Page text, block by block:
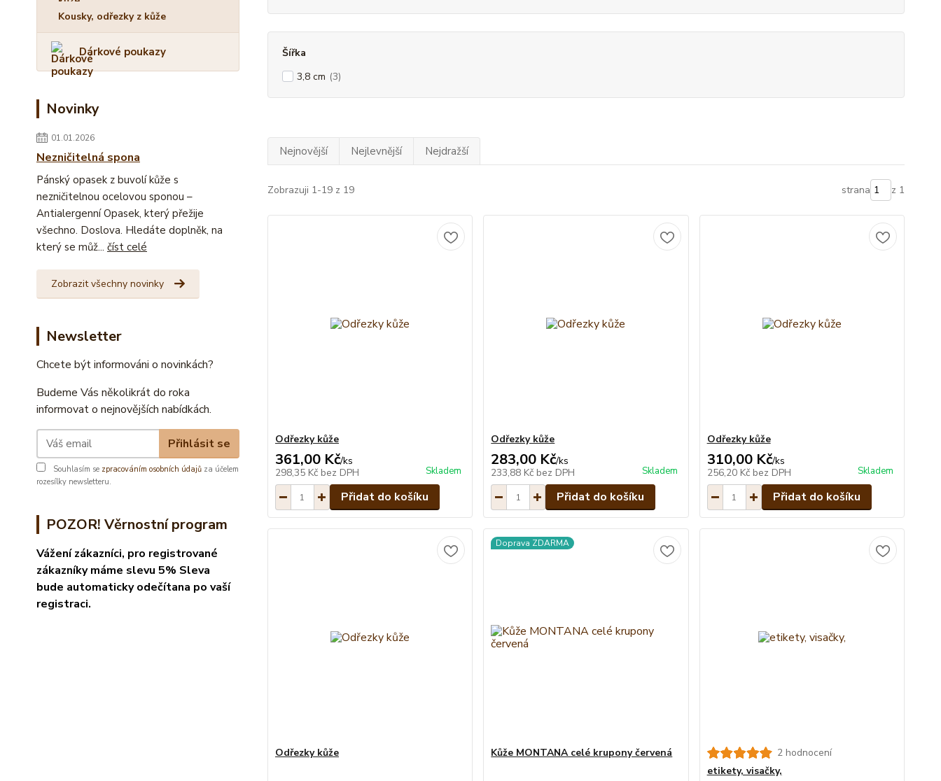
Kousky, odřezky z kůže
Dárkové poukazy
Novinky
01.01.2026
Nezničitelná spona
Pánský opasek z buvolí kůže s
nezničitelnou ocelovou sponou –
Antialergenní Opasek, který přežije
všechno. Doslova. Hledáte doplněk, na
který se můž... číst celé
Zobrazit všechny novinky
Newsletter
Chcete být informováni o novinkách?
Budeme Vás několikrát do roka
informovat o nejnovějších nabídkách.
Přihlásit se
Souhlasím se zpracováním osobních údajů za účelem
rozesílky newsletteru.
POZOR! Věrnostní program
Vážení zákazníci, pro registrované
zákazníky máme slevu 5% Sleva
bude automaticky odečítana po vaší
registraci.
Šířka
3,8 cm (3)
Nejnovější Nejlevnější Nejdražší
Zobrazuji 1-19 z 19 strana z 1
Odřezky kůže
361,00 Kč/ks
298,35 Kč bez DPH Skladem
Přidat do košíku
Odřezky kůže
283,00 Kč/ks
233,88 Kč bez DPH Skladem
Přidat do košíku
Odřezky kůže
310,00 Kč/ks
256,20 Kč bez DPH Skladem
Přidat do košíku
Odřezky kůže
Doprava ZDARMA
Kůže MONTANA celé krupony červená
2 hodnocení
etikety, visačky,